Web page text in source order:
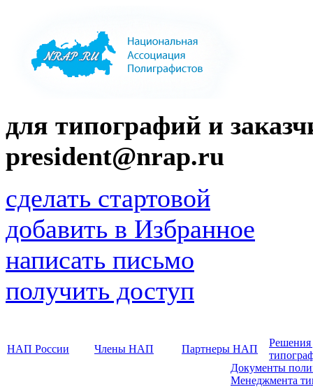
для типографий и
president@nrap.ru
сделать стартовой
добавить в Избранное
написать письмо
получить доступ
НАП России Члены НАП Партнеры НАП
Решения
Документы
Менеджмента